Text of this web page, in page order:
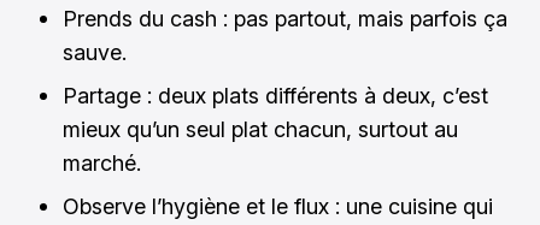
Prends du cash : pas partout, mais parfois ça
sauve.
Partage : deux plats différents à deux, c’est
mieux qu’un seul plat chacun, surtout au
marché.
Observe l’hygiène et le flux : une cuisine qui